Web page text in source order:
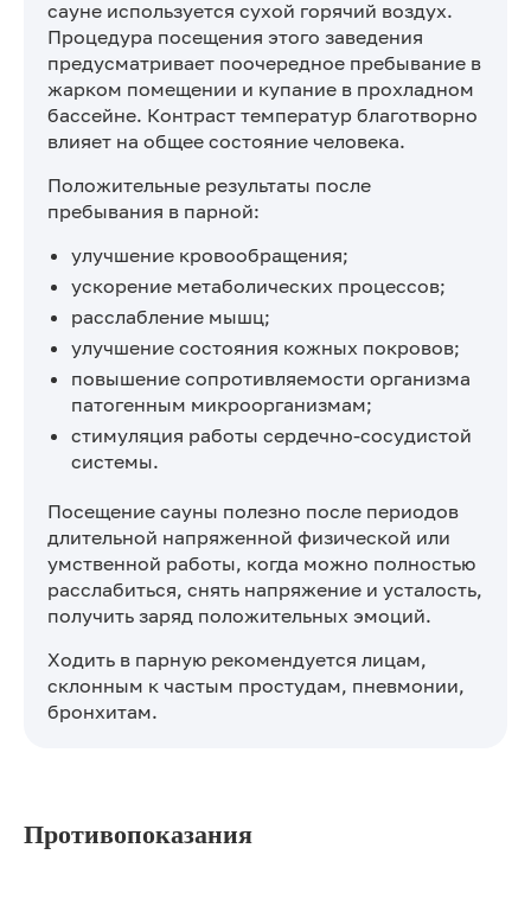
сауне используется сухой горячий воздух.
Процедура посещения этого заведения
предусматривает поочередное пребывание в
жарком помещении и купание в прохладном
бассейне. Контраст температур благотворно
влияет на общее состояние человека.
Положительные результаты после
пребывания в парной:
улучшение кровообращения;
ускорение метаболических процессов;
расслабление мышц;
улучшение состояния кожных покровов;
повышение сопротивляемости организма
патогенным микроорганизмам;
стимуляция работы сердечно-сосудистой
системы.
Посещение сауны полезно после периодов
длительной напряженной физической или
умственной работы, когда можно полностью
расслабиться, снять напряжение и усталость,
получить заряд положительных эмоций.
Ходить в парную рекомендуется лицам,
склонным к частым простудам, пневмонии,
бронхитам.
Противопоказания